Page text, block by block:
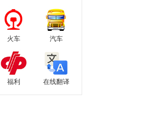
火车 汽车
福利 在线翻译